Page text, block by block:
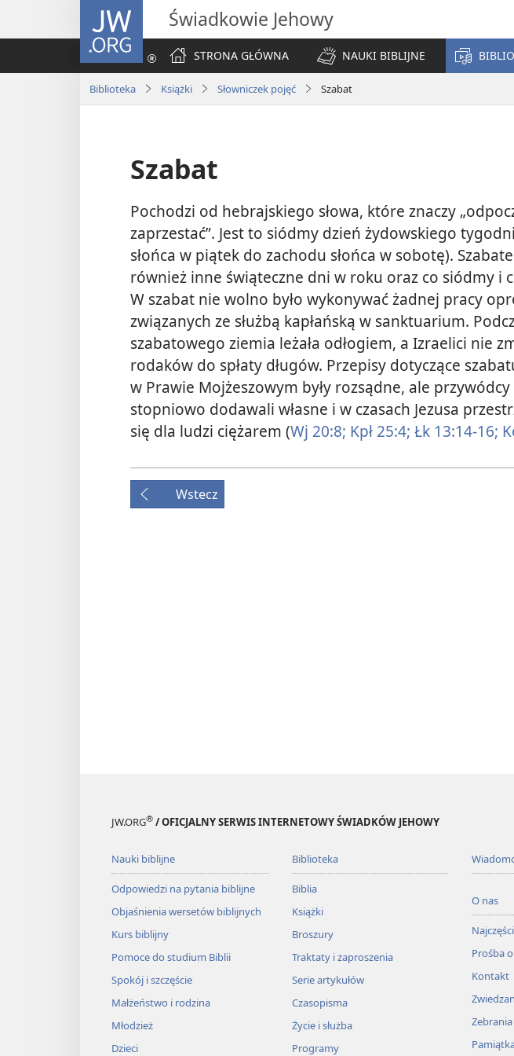
JW.ORG Świadkowie Jehowy
STRONA GŁÓWNA
NAUKI BIBLIJNE
Biblioteka Książki Słowniczek pojęć Szabat
Szabat
Pochodzi od hebrajskiego słowa, które znaczy
zaprzestać”. Jest to siódmy dzień żydowskiego
słońca w piątek do zachodu słońca w sobotę).
również inne świąteczne dni w roku oraz co siódmy i
W szabat nie wolno było wykonywać żadnej pracy
związanych ze służbą kapłańską w sanktuarium.
szabatowego ziemia leżała odłogiem, a Izraelici nie
rodaków do spłaty długów. Przepisy dotyczące
w Prawie Mojżeszowym były rozsądne, ale
stopniowo dodawali własne i w czasach Jezusa
się dla ludzi ciężarem (Wj 20:8; Kpł 25:4; Łk 13:14-16;
Wstecz
JW.ORG® / OFICJALNY SERWIS INTERNETOWY ŚWIADKÓW JEHOWY
Nauki biblijne
Odpowiedzi na pytania biblijne
Objaśnienia wersetów biblijnych
Kurs biblijny
Pomoce do studium Biblii
Spokój i szczęście
Małżeństwo i rodzina
Młodzież
Dzieci
Biblioteka
Biblia
Książki
Broszury
Traktaty i zaproszenia
Serie artykułów
Czasopisma
Życie i służba
Programy
O nas
Prośba
Kontakt
Zebrania